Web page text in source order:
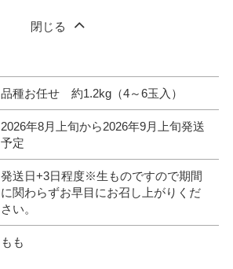
閉じる
品種お任せ 約1.2kg（4～6玉入）
2026年8月上旬から2026年9月上旬発送
予定
発送日+3日程度※生ものですので期間
に関わらずお早目にお召し上がりくだ
さい。
もも